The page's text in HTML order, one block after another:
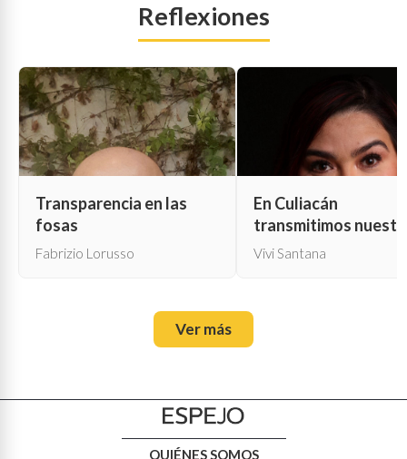
Reflexiones
Transparencia en las
fosas
Fabrizio Lorusso
En Culiacán
transmitimos
propia muerte
Vivi Santana
Ver más
QUIÉNES SOMOS